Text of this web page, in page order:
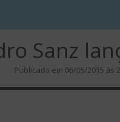
Sanz
Publicado em 06/05/2015 às